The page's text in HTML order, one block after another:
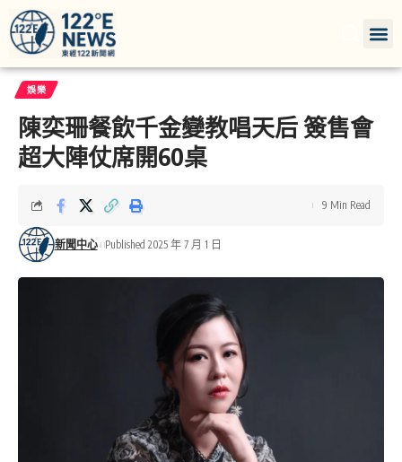
娛樂
陳奕珊餐飲千金變教唱天后 簽售會
超大陣仗席開60桌
新聞中心 Published 2025 年 7 月 1 日
9 Min Read